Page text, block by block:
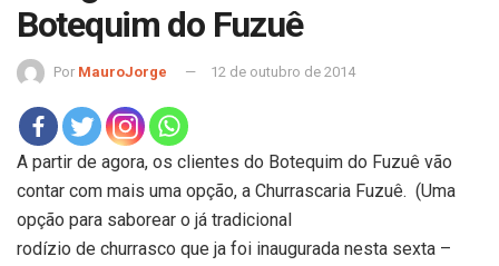
Botequim do Fuzuê
Por MauroJorge 12 de outubro de 2014
A partir de agora, os clientes do Botequim do Fuzuê vão
contar com mais uma opção, a Churrascaria Fuzuê. (Uma
opção para saborear o já tradicional
rodízio de churrasco que ja foi inaugurada nesta sexta –